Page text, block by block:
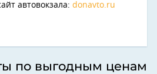
автовокзала: donavto.ru
по выгодным ценам